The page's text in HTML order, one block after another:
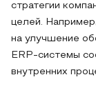
стратегии
целей.
на улучшение
ERP-системы
внутренних